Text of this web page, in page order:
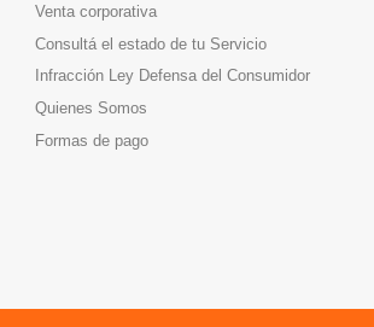
Venta corporativa
Consultá el estado de tu Servicio
Infracción Ley Defensa del Consumidor
Quienes Somos
Formas de pago